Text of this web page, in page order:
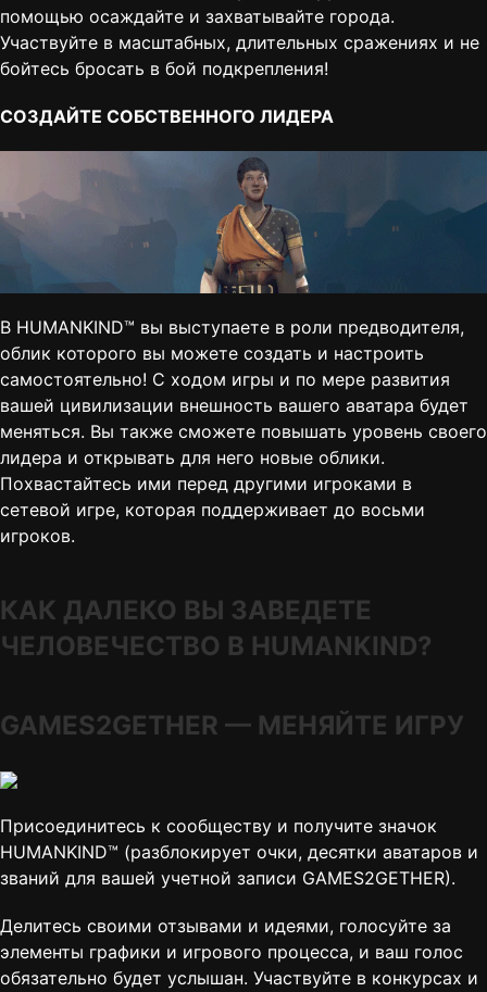
помощью осаждайте и захватывайте города.
Участвуйте в масштабных, длительных сражениях и не
бойтесь бросать в бой подкрепления!
СОЗДАЙТЕ СОБСТВЕННОГО ЛИДЕРА
В HUMANKIND™ вы выступаете в роли предводителя,
облик которого вы можете создать и настроить
самостоятельно! С ходом игры и по мере развития
вашей цивилизации внешность вашего аватара будет
меняться. Вы также сможете повышать уровень своего
лидера и открывать для него новые облики.
Похвастайтесь ими перед другими игроками в
сетевой игре, которая поддерживает до восьми
игроков.
КАК ДАЛЕКО ВЫ ЗАВЕДЕТЕ
ЧЕЛОВЕЧЕСТВО В HUMANKIND?
GAMES2GETHER — МЕНЯЙТЕ ИГРУ
Присоединитесь к сообществу и получите значок
HUMANKIND™ (разблокирует очки, десятки аватаров и
званий для вашей учетной записи GAMES2GETHER).
Делитесь своими отзывами и идеями, голосуйте за
элементы графики и игрового процесса, и ваш голос
обязательно будет услышан. Участвуйте в конкурсах и